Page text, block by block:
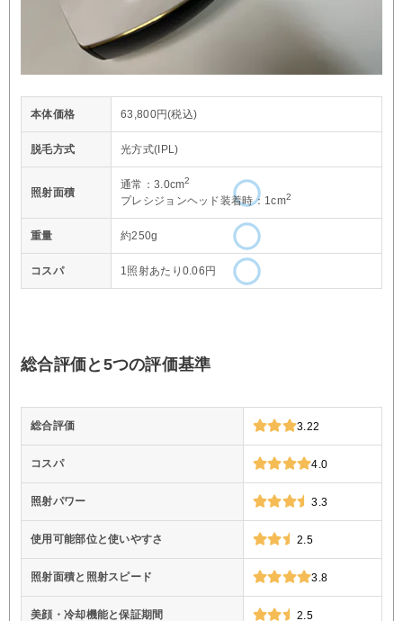
本体価格 63,800円(税込)
脱毛方式 光方式(IPL)
照射面積
通常：3.0cm2
プレシジョンヘッド装着時：1cm2
重量 約250g
コスパ 1照射あたり0.06円
総合評価と5つの評価基準
総合評価 3.22
コスパ 4.0
照射パワー 3.3
使用可能部位と使いやすさ 2.5
照射面積と照射スピード 3.8
美顔・冷却機能と保証期間 2.5